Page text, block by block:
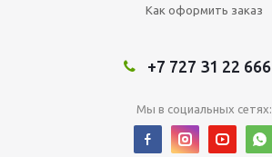
Как оформить заказ
+7 727 31 22 666
Мы в социальных сетях: